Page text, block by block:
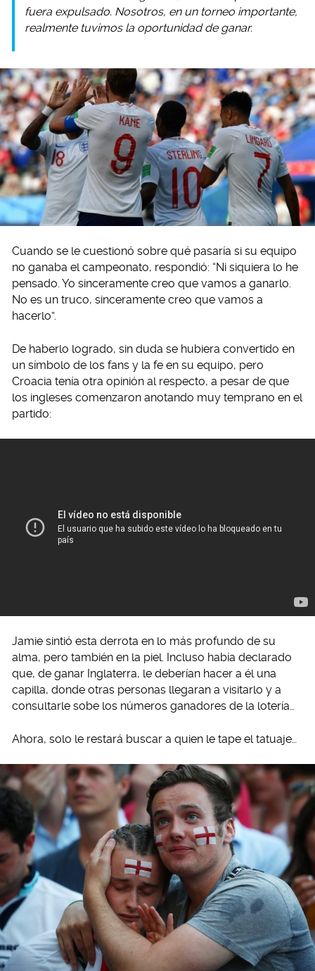
fuera expulsado. Nosotros, en un torneo importante,
realmente tuvimos la oportunidad de ganar.
Cuando se le cuestionó sobre qué pasaría si su equipo
no ganaba el campeonato, respondió: “Ni siquiera lo he
pensado. Yo sinceramente creo que vamos a ganarlo.
No es un truco, sinceramente creo que vamos a
hacerlo”.
De haberlo logrado, sin duda se hubiera convertido en
un símbolo de los fans y la fe en su equipo, pero
Croacia tenía otra opinión al respecto, a pesar de que
los ingleses comenzaron anotando muy temprano en el
partido:
Jamie sintió esta derrota en lo más profundo de su
alma, pero también en la piel. Incluso había declarado
que, de ganar Inglaterra, le deberían hacer a él una
capilla, donde otras personas llegaran a visitarlo y a
consultarle sobe los números ganadores de la lotería…
Ahora, solo le restará buscar a quien le tape el tatuaje…